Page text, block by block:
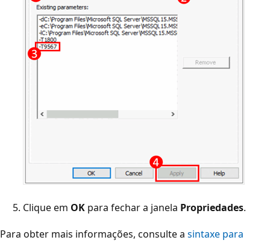
Clique em OK para fechar a janela Propriedades.
Para obter mais informações, consulte a sintaxe para